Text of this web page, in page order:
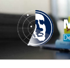
Inhalt
springen